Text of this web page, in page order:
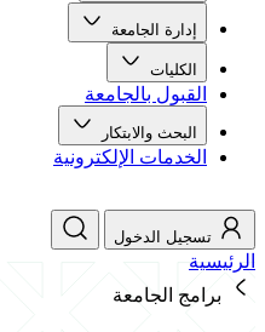
إدارة الجامعة
الكليات
القبول بالجامعة
البحث والابتكار
الخدمات الإلكترونية
تسجيل الدخول
الرئيسية
برامج الجامعة